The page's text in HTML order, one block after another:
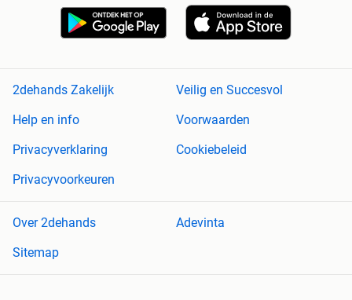
2dehands Zakelijk
Veilig en Succesvol
Help en info
Voorwaarden
Privacyverklaring
Cookiebeleid
Privacyvoorkeuren
Over 2dehands
Adevinta
Sitemap